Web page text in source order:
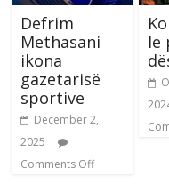
Defrim
Methasani
ikona
gazetarisë
sportive
December 2,
2025
Comments Off
le